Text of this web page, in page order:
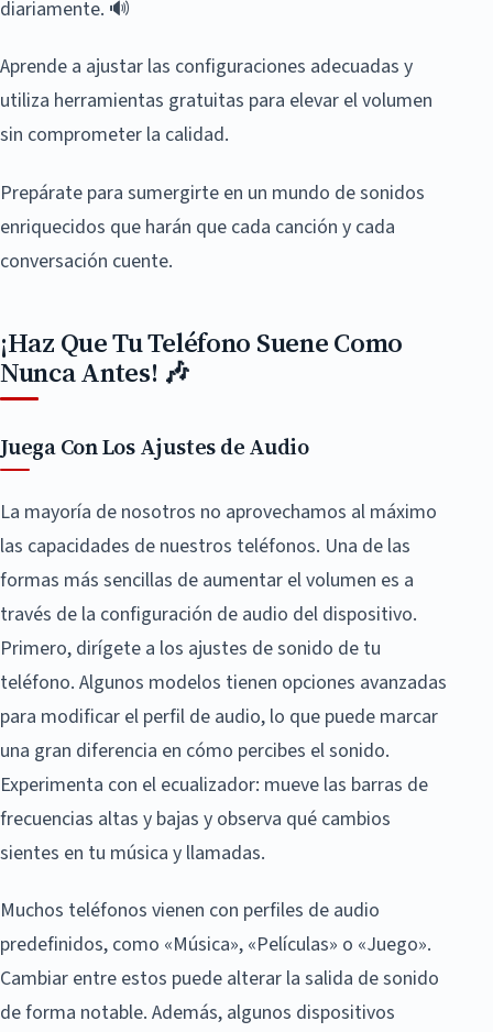
diariamente. 🔊
Aprende a ajustar las configuraciones adecuadas y
utiliza herramientas gratuitas para elevar el volumen
sin comprometer la calidad.
Prepárate para sumergirte en un mundo de sonidos
enriquecidos que harán que cada canción y cada
conversación cuente.
¡Haz Que Tu Teléfono Suene Como
Nunca Antes! 🎶
Juega Con Los Ajustes de Audio
La mayoría de nosotros no aprovechamos al máximo
las capacidades de nuestros teléfonos. Una de las
formas más sencillas de aumentar el volumen es a
través de la configuración de audio del dispositivo.
Primero, dirígete a los ajustes de sonido de tu
teléfono. Algunos modelos tienen opciones avanzadas
para modificar el perfil de audio, lo que puede marcar
una gran diferencia en cómo percibes el sonido.
Experimenta con el ecualizador: mueve las barras de
frecuencias altas y bajas y observa qué cambios
sientes en tu música y llamadas.
Muchos teléfonos vienen con perfiles de audio
predefinidos, como «Música», «Películas» o «Juego».
Cambiar entre estos puede alterar la salida de sonido
de forma notable. Además, algunos dispositivos